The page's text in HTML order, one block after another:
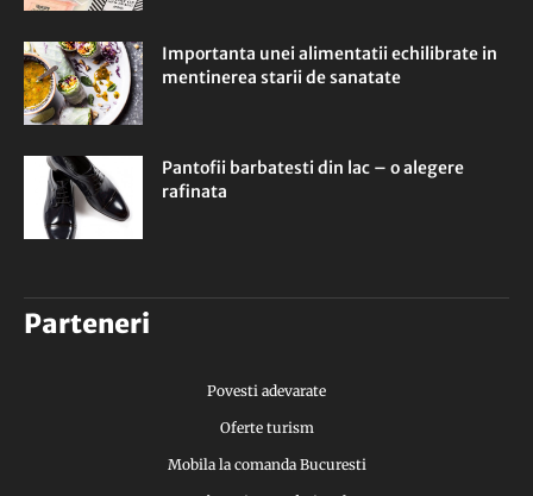
Importanta unei alimentatii echilibrate in
mentinerea starii de sanatate
Pantofii barbatesti din lac – o alegere
rafinata
Parteneri
Povesti adevarate
Oferte turism
Mobila la comanda Bucuresti